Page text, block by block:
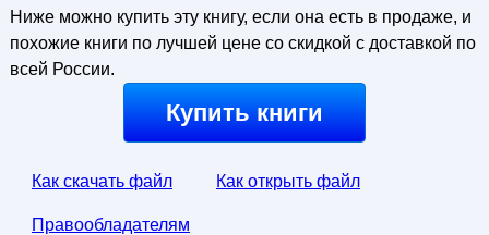
Ниже можно купить эту книгу, если она есть в продаже, и
похожие книги по лучшей цене со скидкой с доставкой по
всей России.
Купить книги
Как скачать файл Как открыть файл
Правообладателям